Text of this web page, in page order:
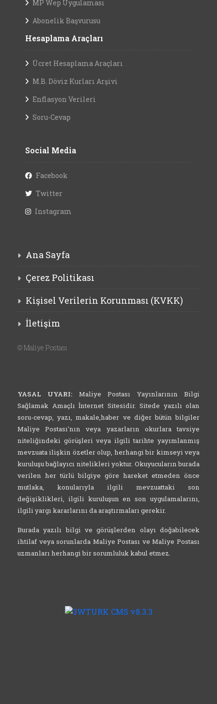
MP Wep Uygulaması
Abonelik Başvurusu
Hesaplama Araçları
Ücret Hesaplama Araçları
M.B. Döviz Kurları Arşivi
Enflasyon Verileri
Soru-Cevap
Social Media
Facebook
Twitter
Instagram
Ana Sayfa
Çerez Politikası
Kişisel Verilerin Korunması (KVKK)
İletişim
©Maliye Postası
YASAL UYARI: Maliye Postası Yayınlarının Bilgi
Sağlamak Amaçlı İnternet Sitesidir. Sitede yazılı olan
soru-cevap, yazı, makale,haber ve diğer bütün bilgiler
Maliye Postası'nın veya yazarların okurlara tavsiye
niteliğindeki görüşleri veya ilgili tarihte yayımlanmış
mevzuata ilişkin özetler olup, herhangi bir kimseyi veya
kuruluşu bağlayıcı nitelikleri yoktur. Okuyucuların burada
verilen her türlü bilgiye göre hareket etmeden önce
mutlaka, konularıyla ilgili mevzuattaki son
değişiklikleri, ilgili kuruluşun en son uygulamalarını,
ilgili yargı kararlarını da araştırmaları gerekir.
Burada yazılı bilgi ve görüşlerden olayı doğabilecek
ihtilaf veya sorunlarda Maliye Postası ve Maliye Postası
uzmanları herhangi bir sorumluluk kabul etmez.